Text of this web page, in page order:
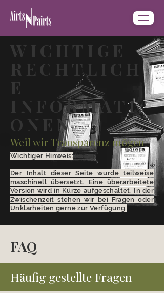
WICHTIGE
RECHTLICH
E
INFORMATI
ONEN
Weil wir Transparenz mögen
Wichtiger Hinweis:
Der Inhalt dieser Seite wurde teilweise
maschinell übersetzt. Eine überarbeitete
Version wird in Kürze aufgeschaltet. In der
Zwischenzeit stehen wir bei Fragen oder
Unklarheiten gerne zur Verfügung.
FAQ
Häufig gestellte Fragen